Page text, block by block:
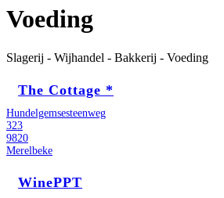
Voeding
Slagerij - Wijhandel - Bakkerij - Voeding
The Cottage *
Hundelgemsesteenweg
323
9820
Merelbeke
WinePPT